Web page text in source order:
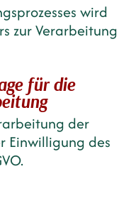
wird
zur Verarbeitung
für die
der
Einwilligung des